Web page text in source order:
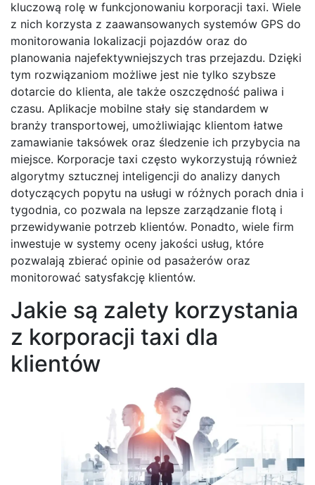
kluczową rolę w funkcjonowaniu korporacji taxi. Wiele
z nich korzysta z zaawansowanych systemów GPS do
monitorowania lokalizacji pojazdów oraz do
planowania najefektywniejszych tras przejazdu. Dzięki
tym rozwiązaniom możliwe jest nie tylko szybsze
dotarcie do klienta, ale także oszczędność paliwa i
czasu. Aplikacje mobilne stały się standardem w
branży transportowej, umożliwiając klientom łatwe
zamawianie taksówek oraz śledzenie ich przybycia na
miejsce. Korporacje taxi często wykorzystują również
algorytmy sztucznej inteligencji do analizy danych
dotyczących popytu na usługi w różnych porach dnia i
tygodnia, co pozwala na lepsze zarządzanie flotą i
przewidywanie potrzeb klientów. Ponadto, wiele firm
inwestuje w systemy oceny jakości usług, które
pozwalają zbierać opinie od pasażerów oraz
monitorować satysfakcję klientów.
Jakie są zalety korzystania
z korporacji taxi dla
klientów